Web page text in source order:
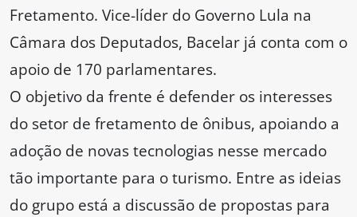
Fretamento. Vice-líder do Governo Lula na
Câmara dos Deputados, Bacelar já conta com o
apoio de 170 parlamentares.
O objetivo da frente é defender os interesses
do setor de fretamento de ônibus, apoiando a
adoção de novas tecnologias nesse mercado
tão importante para o turismo. Entre as ideias
do grupo está a discussão de propostas para